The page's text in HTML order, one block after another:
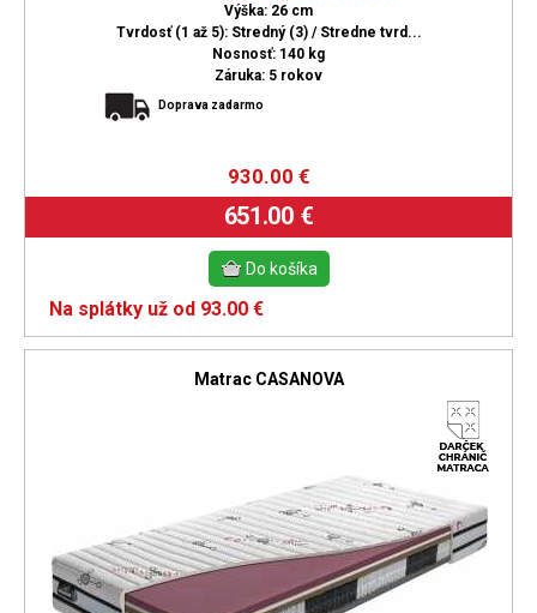
Výška: 26 cm
Tvrdosť (1 až 5): Stredný (3) / Stredne tvrd...
Nosnosť: 140 kg
Záruka: 5 rokov
Doprava zadarmo
930.00 €
651.00 €
Na splátky už od 93.00 €
Matrac CASANOVA